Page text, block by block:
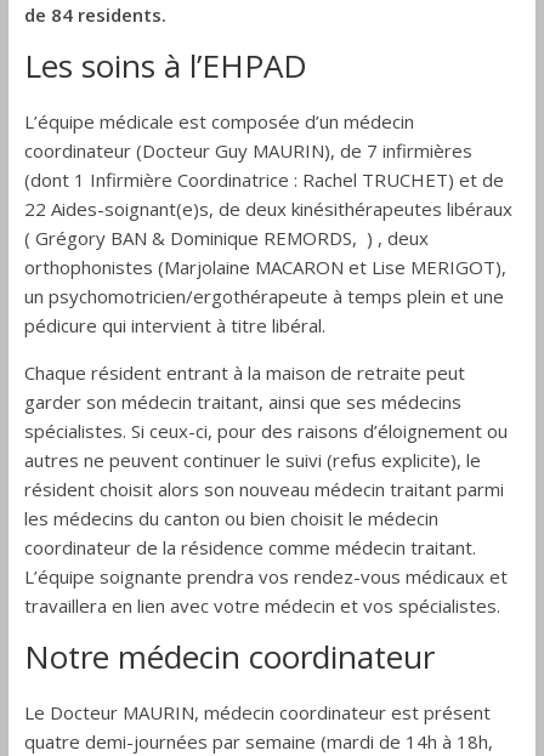
de 84 residents.
Les soins à l’EHPAD
L’équipe médicale est composée d’un médecin
coordinateur (Docteur Guy MAURIN), de 7 infirmières
(dont 1 Infirmière Coordinatrice : Rachel TRUCHET) et de
22 Aides-soignant(e)s, de deux kinésithérapeutes libéraux
( Grégory BAN & Dominique REMORDS, ) , deux
orthophonistes (Marjolaine MACARON et Lise MERIGOT),
un psychomotricien/ergothérapeute à temps plein et une
pédicure qui intervient à titre libéral.
Chaque résident entrant à la maison de retraite peut
garder son médecin traitant, ainsi que ses médecins
spécialistes. Si ceux-ci, pour des raisons d’éloignement ou
autres ne peuvent continuer le suivi (refus explicite), le
résident choisit alors son nouveau médecin traitant parmi
les médecins du canton ou bien choisit le médecin
coordinateur de la résidence comme médecin traitant.
L’équipe soignante prendra vos rendez-vous médicaux et
travaillera en lien avec votre médecin et vos spécialistes.
Notre médecin coordinateur
Le Docteur MAURIN, médecin coordinateur est présent
quatre demi-journées par semaine (mardi de 14h à 18h,